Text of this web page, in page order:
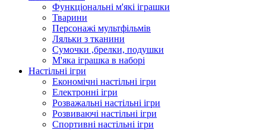
Функціональні м'які іграшки
Тварини
Персонажі мультфільмів
Ляльки з тканини
Сумочки ,брелки, подушки
М'яка іграшка в наборі
Настільні ігри
Економічні настільні ігри
Електронні ігри
Розважальні настільні ігри
Розвиваючі настільні ігри
Спортивні настільні ігри